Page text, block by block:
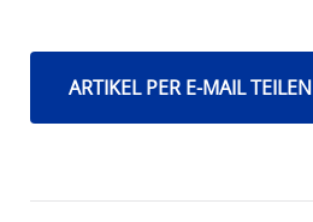
ARTIKEL PER E-MAIL TEILEN